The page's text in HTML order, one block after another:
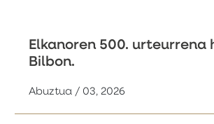
Elkanoren 500. urteurrena
Bilbon.
Abuztua / 03, 2026